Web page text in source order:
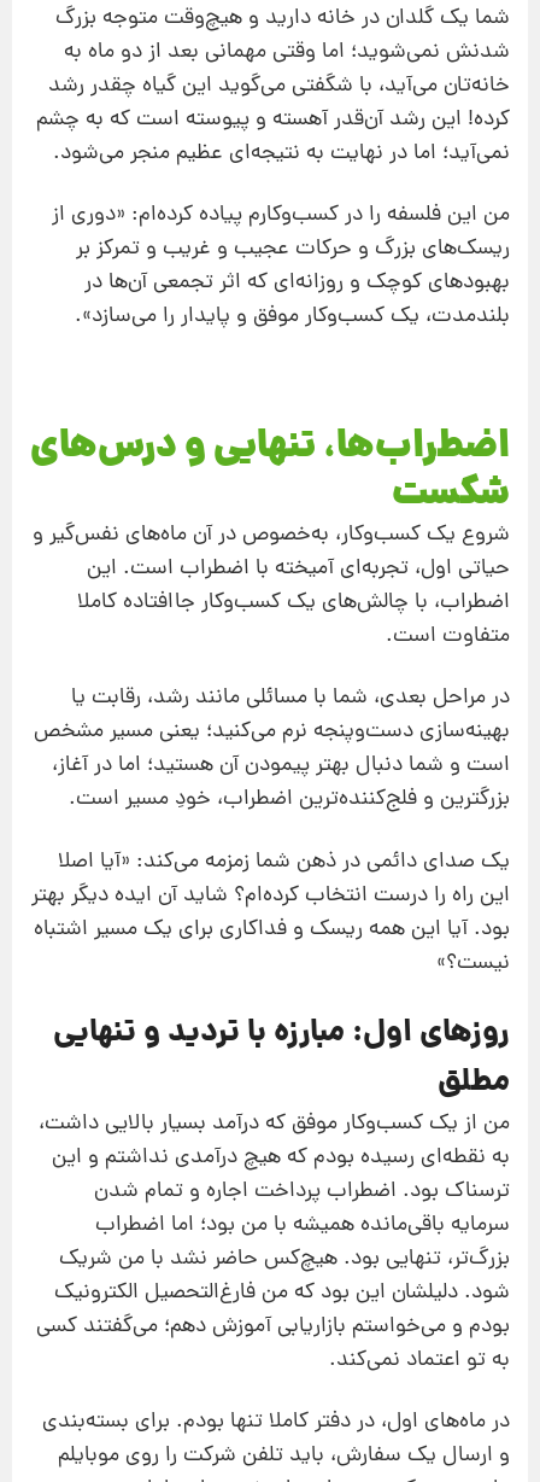
شما یک گلدان در خانه دارید و هیچ‌وقت متوجه بزرگ
شدنش نمی‌شوید؛ اما وقتی مهمانی بعد از دو ماه به
خانه‌تان می‌آید، با شگفتی می‌گوید این گیاه چقدر رشد
کرده! این رشد آن‌قدر آهسته و پیوسته است که به چشم
نمی‌آید؛ اما در نهایت به نتیجه‌ای عظیم منجر می‌شود.
من این فلسفه را در کسب‌وکارم پیاده کرده‌ام: «دوری از
ریسک‌های بزرگ و حرکات عجیب و غریب و تمرکز بر
بهبودهای کوچک و روزانه‌ای که اثر تجمعی آن‌ها در
بلندمدت، یک کسب‌وکار موفق و پایدار را می‌سازد».
اضطراب‌ها، تنهایی و درس‌های
شکست
شروع یک کسب‌وکار، به‌خصوص در آن ماه‌های نفس‌گیر و
حیاتی اول، تجربه‌ای آمیخته با اضطراب است. این
اضطراب، با چالش‌های یک کسب‌وکار جاافتاده کاملا
متفاوت است.
در مراحل بعدی، شما با مسائلی مانند رشد، رقابت یا
بهینه‌سازی دست‌وپنجه نرم می‌کنید؛ یعنی مسیر مشخص
است و شما دنبال بهتر پیمودن آن هستید؛ اما در آغاز،
بزرگترین و فلج‌کننده‌ترین اضطراب، خودِ مسیر است.
یک صدای دائمی در ذهن شما زمزمه می‌کند: «آیا اصلا
این راه را درست انتخاب کرده‌ام؟ شاید آن ایده دیگر بهتر
بود. آیا این همه ریسک و فداکاری برای یک مسیر اشتباه
نیست؟»
روزهای اول: مبارزه با تردید و تنهایی
مطلق
من از یک کسب‌وکار موفق که درآمد بسیار بالایی داشت،
به نقطه‌ای رسیده بودم که هیچ درآمدی نداشتم و این
ترسناک بود. اضطراب پرداخت اجاره و تمام شدن
سرمایه باقی‌مانده همیشه با من بود؛ اما اضطراب
بزرگ‌تر، تنهایی بود. هیچ‌کس حاضر نشد با من شریک
شود. دلیلشان این بود که من فارغ‌التحصیل الکترونیک
بودم و می‌خواستم بازاریابی آموزش دهم؛ می‌گفتند کسی
به تو اعتماد نمی‌کند.
در ماه‌های اول، در دفتر کاملا تنها بودم. برای بسته‌بندی
و ارسال یک سفارش، باید تلفن شرکت را روی موبایلم